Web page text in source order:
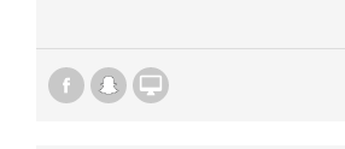
